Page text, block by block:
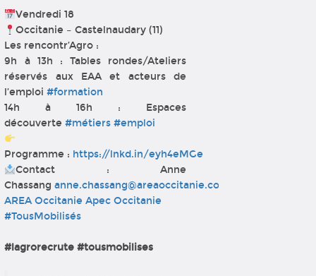
Vendredi 18
Occitanie – Castelnaudary (11)
Les rencontr’Agro :
9h à 13h : Tables rondes/Ateliers
réservés aux EAA et acteurs de
l’emploi#formation
14h à 16h : Espaces
découverte#métiers #emploi
Programme : https://lnkd.in/eyh4eMGe
Contact : Anne
Chassanganne.chassang@areaoccitanie.com
AREA Occitanie Apec Occitanie
#TousMobilisés
#lagrorecrute #tousmobilises